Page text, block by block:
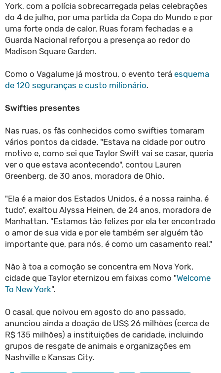
York, com a polícia sobrecarregada pelas celebrações
do 4 de julho, por uma partida da Copa do Mundo e por
uma forte onda de calor. Ruas foram fechadas e a
Guarda Nacional reforçou a presença ao redor do
Madison Square Garden.
Como o Vagalume já mostrou, o evento terá esquema
de 120 seguranças e custo milionário.
Swifties presentes
Nas ruas, os fãs conhecidos como swifties tomaram
vários pontos da cidade. "Estava na cidade por outro
motivo e, como sei que Taylor Swift vai se casar, queria
ver o que estava acontecendo", contou Lauren
Greenberg, de 30 anos, moradora de Ohio.
"Ela é a maior dos Estados Unidos, é a nossa rainha, é
tudo", exaltou Alyssa Heinen, de 24 anos, moradora de
Manhattan. "Estamos tão felizes por ela ter encontrado
o amor de sua vida e por ele também ser alguém tão
importante que, para nós, é como um casamento real."
Não à toa a comoção se concentra em Nova York,
cidade que Taylor eternizou em faixas como "Welcome
To New York".
O casal, que noivou em agosto do ano passado,
anunciou ainda a doação de US$ 26 milhões (cerca de
R$ 135 milhões) a instituições de caridade, incluindo
grupos de resgate de animais e organizações em
Nashville e Kansas City.